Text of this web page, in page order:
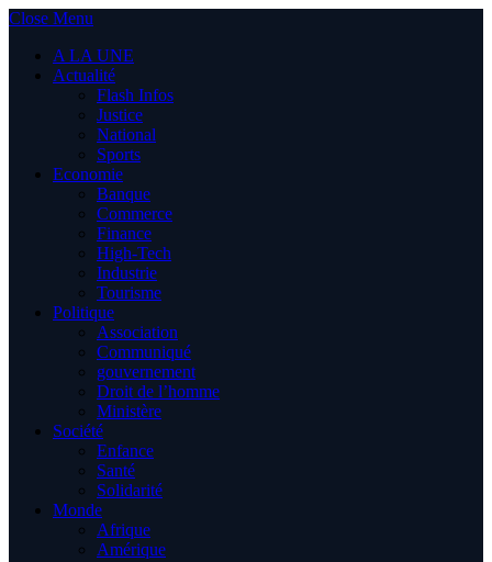
Close Menu
A LA UNE
Actualité
Flash Infos
Justice
National
Sports
Economie
Banque
Commerce
Finance
High-Tech
Industrie
Tourisme
Politique
Association
Communiqué
gouvernement
Droit de l’homme
Ministère
Société
Enfance
Santé
Solidarité
Monde
Afrique
Amérique